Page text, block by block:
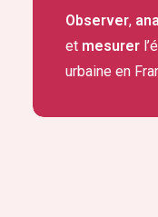
Observer,
et mesurer
urbaine en